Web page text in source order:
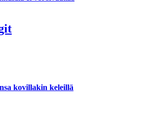
kovillakin keleillä